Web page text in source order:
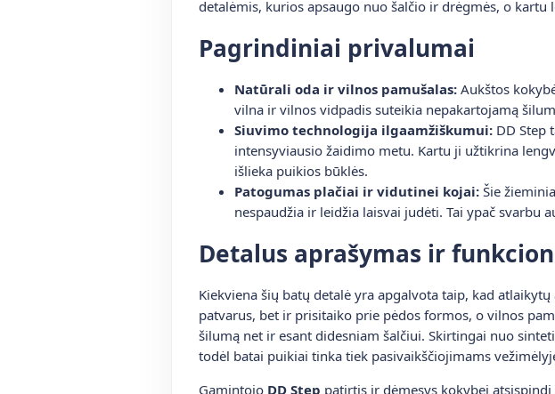
detalėmis, kurios apsaugo nuo šalčio ir drėgmės, o kartu
Pagrindiniai privalumai
Natūrali oda ir vilnos pamušalas: Aukštos
vilna ir vilnos vidpadis suteikia nepakartojamą
Siuvimo technologija ilgaamžiškumui: DD Step
intensyviausio žaidimo metu. Kartu ji užtikrina
išlieka puikios būklės.
Patogumas plačiai ir vidutinei kojai: Šie
nespaudžia ir leidžia laisvai judėti. Tai ypač
Detalus aprašymas ir
Kiekviena šių batų detalė yra apgalvota taip, kad
patvarus, bet ir prisitaiko prie pėdos formos, o vilnos
šilumą net ir esant didesniam šalčiui. Skirtingai nuo
todėl batai puikiai tinka tiek pasivaikščiojimams
Gamintojo DD Step patirtis ir dėmesys kokybei